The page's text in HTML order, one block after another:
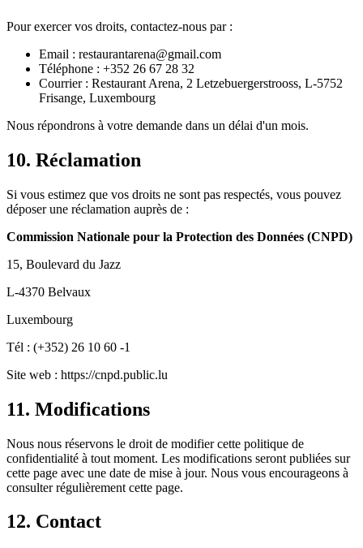
Pour exercer vos droits, contactez-nous par :
Email : restaurantarena@gmail.com
Téléphone : +352 26 67 28 32
Courrier : Restaurant Arena, 2 Letzebuergerstrooss, L-5752
Frisange, Luxembourg
Nous répondrons à votre demande dans un délai d'un mois.
10. Réclamation
Si vous estimez que vos droits ne sont pas respectés, vous pouvez
déposer une réclamation auprès de :
Commission Nationale pour la Protection des Données (CNPD)
15, Boulevard du Jazz
L-4370 Belvaux
Luxembourg
Tél : (+352) 26 10 60 -1
Site web : https://cnpd.public.lu
11. Modifications
Nous nous réservons le droit de modifier cette politique de
confidentialité à tout moment. Les modifications seront publiées sur
cette page avec une date de mise à jour. Nous vous encourageons à
consulter régulièrement cette page.
12. Contact